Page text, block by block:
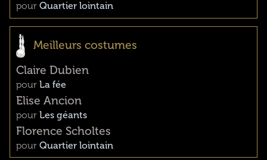
pour Quartier lointain
Meilleurs costumes
Claire Dubien
pour La fée
Elise Ancion
pour Les géants
Florence Scholtes
pour Quartier lointain